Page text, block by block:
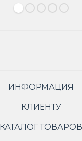
ИНФОРМАЦИЯ
КЛИЕНТУ
КАТАЛОГ ТОВАРОВ